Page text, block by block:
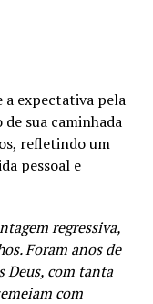
a expectativa pela
sua caminhada
refletindo um
pessoal e
regressiva,
Foram anos de
Deus, com tanta
com